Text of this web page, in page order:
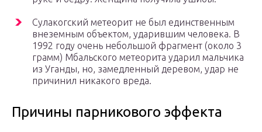
Сулакогский метеорит не был единственным
внеземным объектом, ударившим человека. В
1992 году очень небольшой фрагмент (около 3
грамм) Мбальского метеорита ударил мальчика
из Уганды, но, замедленный деревом, удар не
причинил никакого вреда.
Причины парникового эффекта